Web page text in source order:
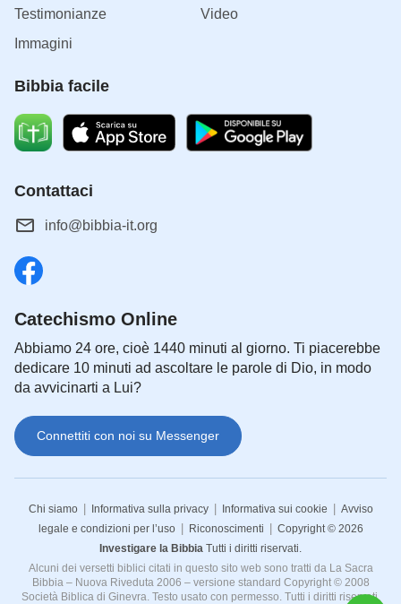
Testimonianze
Video
Immagini
Bibbia facile
Contattaci
info@bibbia-it.org
Catechismo Online
Abbiamo 24 ore, cioè 1440 minuti al giorno. Ti piacerebbe
dedicare 10 minuti ad ascoltare le parole di Dio, in modo
da avvicinarti a Lui?
Connettiti con noi su Messenger
Chi siamo | Informativa sulla privacy | Informativa sui cookie | Avviso
legale e condizioni per l’uso | Riconoscimenti | Copyright © 2026
Investigare la Bibbia Tutti i diritti riservati.
Alcuni dei versetti biblici citati in questo sito web sono tratti da La Sacra
Bibbia – Nuova Riveduta 2006 – versione standard Copyright © 2008
Società Biblica di Ginevra. Testo usato con permesso. Tutti i diritti riservati.